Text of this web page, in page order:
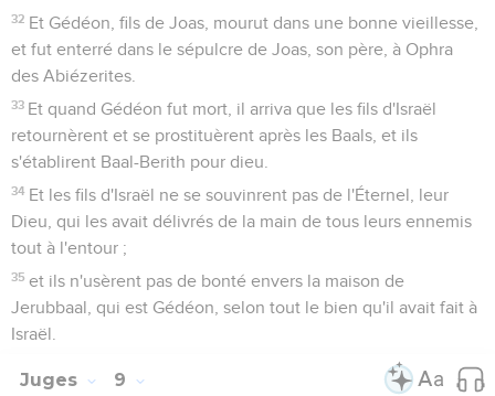
32 Et Gédéon, fils de Joas, mourut dans une bonne vieillesse,
et fut enterré dans le sépulcre de Joas, son père, à Ophra
des Abiézerites.
33 Et quand Gédéon fut mort, il arriva que les fils d'Israël
retournèrent et se prostituèrent après les Baals, et ils
s'établirent Baal-Berith pour dieu.
34 Et les fils d'Israël ne se souvinrent pas de l'Éternel, leur
Dieu, qui les avait délivrés de la main de tous leurs ennemis
tout à l'entour ;
35 et ils n'usèrent pas de bonté envers la maison de
Jerubbaal, qui est Gédéon, selon tout le bien qu'il avait fait à
Israël.
Juges 9